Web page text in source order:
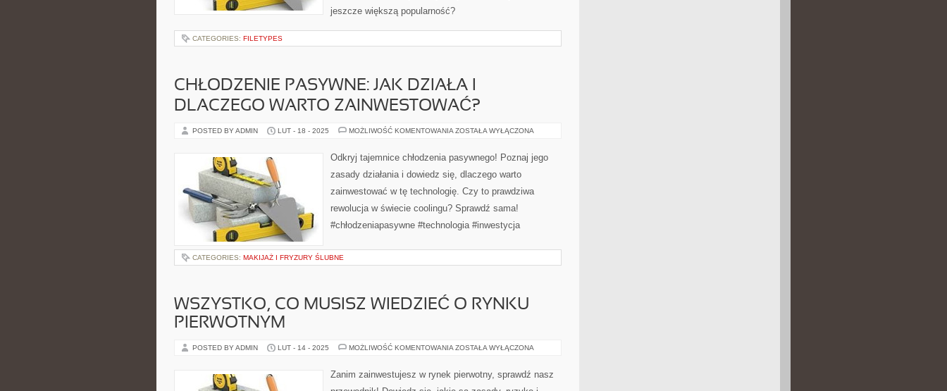
jeszcze większą popularność?
CATEGORIES: FILETYPES
CHŁODZENIE PASYWNE: JAK DZIAŁA I
DLACZEGO WARTO ZAINWESTOWAĆ?
POSTED BY ADMIN LUT - 18 - 2025 MOŻLIWOŚĆ KOMENTOWANIA CHŁODZENIE
I
WARTO
ZOSTAŁA WYŁĄCZONA
Odkryj tajemnice chłodzenia pasywnego! Poznaj jego
zasady działania i dowiedz się, dlaczego warto
zainwestować w tę technologię. Czy to prawdziwa
rewolucja w świecie coolingu? Sprawdź sama!
#chłodzeniapasywne #technologia #inwestycja
CATEGORIES: MAKIJAŻ I FRYZURY ŚLUBNE
WSZYSTKO, CO MUSISZ WIEDZIEĆ O RYNKU
PIERWOTNYM
POSTED BY ADMIN LUT - 14 - 2025 MOŻLIWOŚĆ KOMENTOWANIA WSZYSTKO,
WIEDZIEĆ
O
ZOSTAŁA WYŁĄCZONA
Zanim zainwestujesz w rynek pierwotny, sprawdź nasz